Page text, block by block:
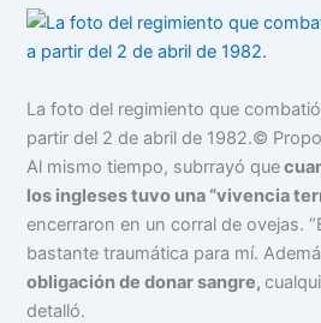
La foto del regimiento que
partir del 2 de abril de 1982.©
Al mismo tiempo, subrrayó que
los ingleses tuvo una “vivencia
encerraron en un corral de ovejas.
bastante traumática para mí.
obligación de donar sangre,
detalló.